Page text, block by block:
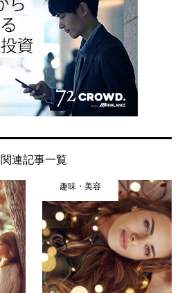
関連記事一覧
趣味・美容